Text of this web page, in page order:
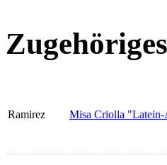
Ramirez Misa Criolla "Latein-